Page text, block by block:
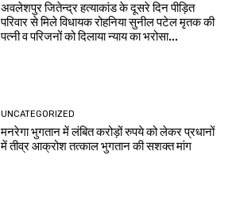
अवलेशपुर जितेन्द्र हत्याकांड के दूसरे दिन पीड़ित
परिवार से मिले विधायक रोहनिया सुनील पटेल मृतक की
पत्नी व परिजनों को दिलाया न्याय का भरोसा...
UNCATEGORIZED
मनरेगा भुगतान में लंबित करोड़ों रुपये को लेकर प्रधानों
में तीव्र आक्रोश तत्काल भुगतान की सशक्त मांग